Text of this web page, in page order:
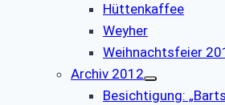
Hüttenkaffee
Weyher
Weihnachtsfeier
Archiv 2012
Besichtigung: